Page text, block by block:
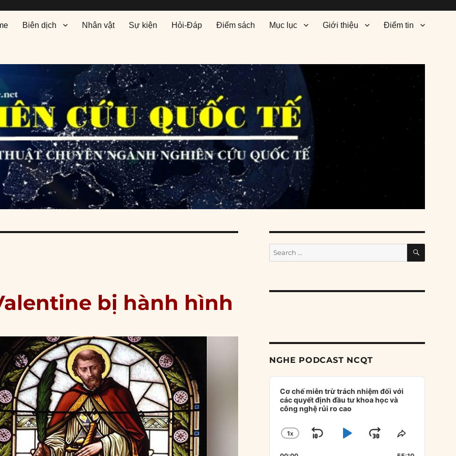
Biên dịch Nhân vật Sự kiện Hỏi-Đáp Điểm sách Mục lục Giới thiệu Điểm tin
bị hành hình
Search
for:
SEARCH
NGHE PODCAST NCQT
Audio
Player
Cơ chế miễn trừ trách nhiệm đối với
các quyết định đầu tư khoa học và
công nghệ rủi ro cao
CHANGE
1X
SKIPPLAYJUMPSHARE